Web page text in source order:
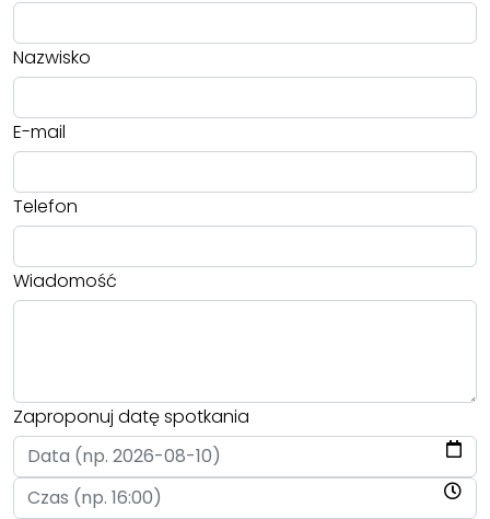
Nazwisko
E-mail
Telefon
Wiadomość
Zaproponuj datę spotkania